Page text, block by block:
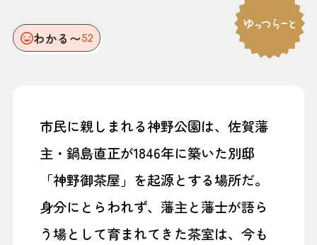
わかる〜52
市民に親しまれる神野公園は、佐賀藩
主・鍋島直正が1846年に築いた別邸
「神野御茶屋」を起源とする場所だ。
身分にとらわれず、藩主と藩士が語ら
う場として育まれてきた茶室は、今も